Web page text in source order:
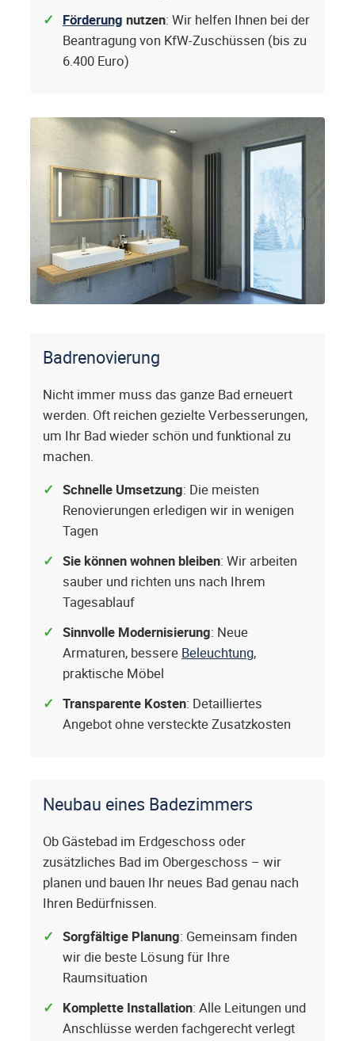
Förderung nutzen: Wir helfen Ihnen bei der
Beantragung von KfW-Zuschüssen (bis zu
6.400 Euro)
Badrenovierung
Nicht immer muss das ganze Bad erneuert
werden. Oft reichen gezielte Verbesserungen,
um Ihr Bad wieder schön und funktional zu
machen.
Schnelle Umsetzung: Die meisten
Renovierungen erledigen wir in wenigen
Tagen
Sie können wohnen bleiben: Wir arbeiten
sauber und richten uns nach Ihrem
Tagesablauf
Sinnvolle Modernisierung: Neue
Armaturen, bessere Beleuchtung,
praktische Möbel
Transparente Kosten: Detailliertes
Angebot ohne versteckte Zusatzkosten
Neubau eines Badezimmers
Ob Gästebad im Erdgeschoss oder
zusätzliches Bad im Obergeschoss – wir
planen und bauen Ihr neues Bad genau nach
Ihren Bedürfnissen.
Sorgfältige Planung: Gemeinsam finden
wir die beste Lösung für Ihre
Raumsituation
Komplette Installation: Alle Leitungen und
Anschlüsse werden fachgerecht verlegt